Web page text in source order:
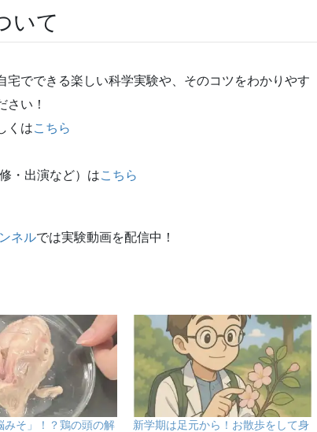
いて
でできる楽しい科学実験や、そのコツをわかりやす
さい！
くはこちら
・出演など）はこちら
ネルでは実験動画を配信中！
みそ」！？鶏の頭の解
新学期は足元から！お散歩をして身